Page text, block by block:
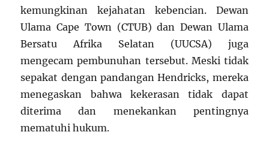
kemungkinan kejahatan kebencian. Dewan
Ulama Cape Town (CTUB) dan Dewan Ulama
Bersatu Afrika Selatan (UUCSA) juga
mengecam pembunuhan tersebut. Meski tidak
sepakat dengan pandangan Hendricks, mereka
menegaskan bahwa kekerasan tidak dapat
diterima dan menekankan pentingnya
mematuhi hukum.